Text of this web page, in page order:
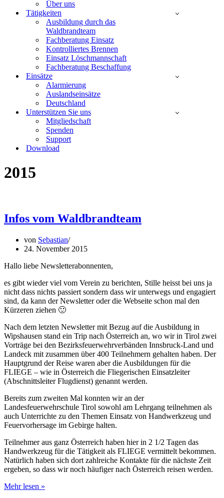
Über uns
Tätigkeiten
Ausbildung durch das
Waldbrandteam
Fachberatung Einsatz
Kontrolliertes Brennen
Einsatz Löschmannschaft
Fachberatung Beschaffung
Einsätze
Alarmierung
Auslandseinsätze
Deutschland
Unterstützen Sie uns
Mitgliedschaft
Spenden
Support
Download
2015
Infos vom Waldbrandteam
von Sebastian
24. November 2015
Hallo liebe Newsletterabonnenten,
es gibt wieder viel vom Verein zu berichten, Stille heisst bei uns ja
nicht dass nichts passiert sondern dass wir unterwegs und engagiert
sind, da kann der Newsletter oder die Webseite schon mal den
Kürzeren ziehen 🙂
Nach dem letzten Newsletter mit Bezug auf die Ausbildung in
Wipshausen stand ein Trip nach Österreich an, wo wir in Tirol zwei
Vorträge bei den Bezirksfeuerwehrverbänden Innsbruck-Land und
Landeck mit zusammen über 400 Teilnehmern gehalten haben. Der
Hauptgrund der Reise waren aber die Ausbildungen für die
FLIEGE – wie in Österreich die Fliegerischen Einsatzleiter
(Abschnittsleiter Flugdienst) genannt werden.
Bereits zum zweiten Mal konnten wir an der
Landesfeuerwehrschule Tirol sowohl am Lehrgang teilnehmen als
auch Unterrichte zu den Themen Einsatz von Handwerkzeug und
Feuervorhersage im Gebirge halten.
Teilnehmer aus ganz Österreich haben hier in 2 1/2 Tagen das
Handwerkzeug für die Tätigkeit als FLIEGE vermittelt bekommen.
Natürlich haben sich dort zahlreiche Kontakte für die nächste Zeit
ergeben, so dass wir noch häufiger nach Österreich reisen werden.
Mehr lesen »